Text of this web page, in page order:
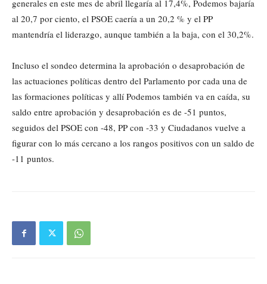
generales en este mes de abril llegaría al 17,4%, Podemos bajaría
al 20,7 por ciento, el PSOE caería a un 20,2 % y el PP
mantendría el liderazgo, aunque también a la baja, con el 30,2%.
Incluso el sondeo determina la aprobación o desaprobación de
las actuaciones políticas dentro del Parlamento por cada una de
las formaciones políticas y allí Podemos también va en caída, su
saldo entre aprobación y desaprobación es de -51 puntos,
seguidos del PSOE con -48, PP con -33 y Ciudadanos vuelve a
figurar con lo más cercano a los rangos positivos con un saldo de
-11 puntos.